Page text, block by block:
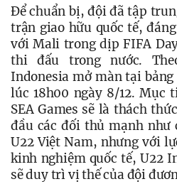
Để chuẩn bị, đội đã tập
trận giao hữu quốc tế,
với Mali trong dịp FIFA
thi đấu trong nước.
Indonesia mở màn tại
lúc 18h00 ngày 8/12. Mục
SEA Games sẽ là thách
đầu các đối thủ mạnh như
U22 Việt Nam, nhưng với
kinh nghiệm quốc tế, U22
sẽ duy trì vị thế của đội